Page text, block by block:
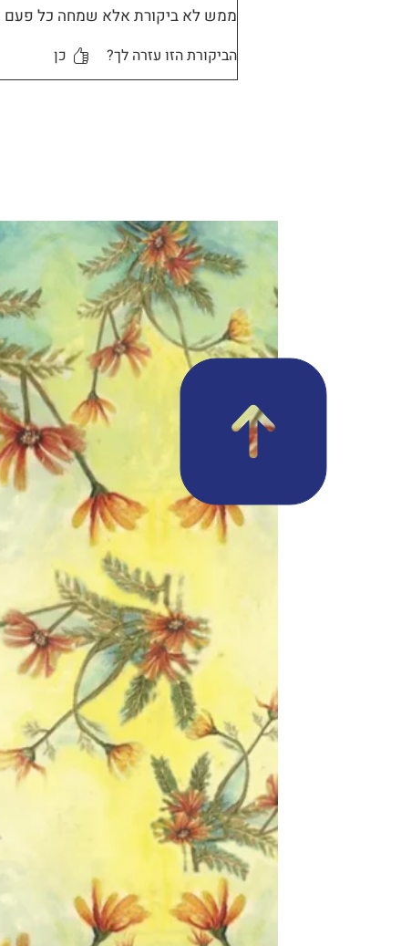
ממש לא ביקורת אלא שמחה כל פעם
הביקורת הזו עזרה לך? כן